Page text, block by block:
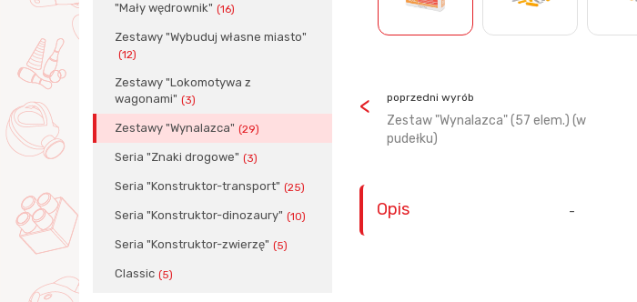
"Mały wędrownik" (16)
Zestawy "Wybuduj własne miasto"
(12)
Zestawy "Lokomotywa z
wagonami" (3)
Zestawy "Wynalazca" (29)
Seria "Znaki drogowe" (3)
Seria "Konstruktor-transport" (25)
Seria "Konstruktor-dinozaury" (10)
Seria "Konstruktor-zwierzę" (5)
Classic (5)
poprzedni wyrób
Zestaw "Wynalazca" (57 elem.) (w
pudełku)
Opis -